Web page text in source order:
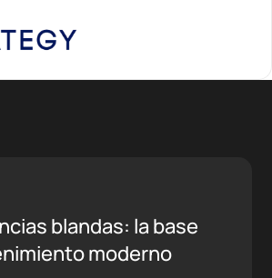
blandas: la base
moderno